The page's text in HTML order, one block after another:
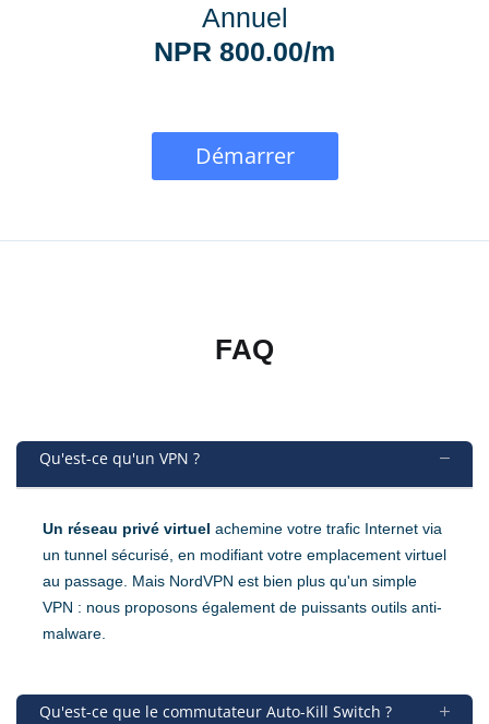
Annuel
NPR 800.00/m
Démarrer
FAQ
Qu'est-ce qu'un VPN ?
Un réseau privé virtuel achemine votre trafic Internet via
un tunnel sécurisé, en modifiant votre emplacement virtuel
au passage. Mais NordVPN est bien plus qu'un simple
VPN : nous proposons également de puissants outils anti-
malware.
Qu'est-ce que le commutateur Auto-Kill Switch ?